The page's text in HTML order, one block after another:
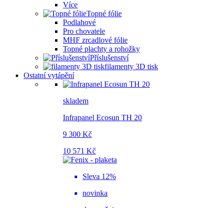
Více
Topné fólie
Podlahové
Pro chovatele
MHF zrcadlové fólie
Topné plachty a rohožky
Příslušenství
filamenty 3D tisk
Ostatní vytápění
skladem
Infrapanel Ecosun TH 20
9 300 Kč
10 571 Kč
Sleva 12%
novinka